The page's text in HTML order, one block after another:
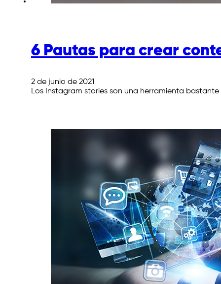
6 Pautas para crear
2 de junio de 2021
Los Instagram stories son una herramienta